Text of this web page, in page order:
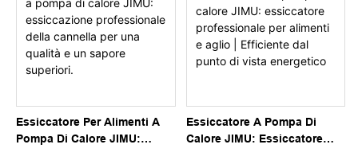
Commerciale/industriale
Alimenti
Essiccatore Per Alimenti A
Pompa Di Calore JIMU:
Essiccatore A Pompa Di
Calore JIMU: Essiccatore